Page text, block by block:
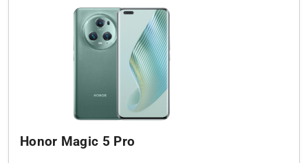
Honor Magic 5 Pro